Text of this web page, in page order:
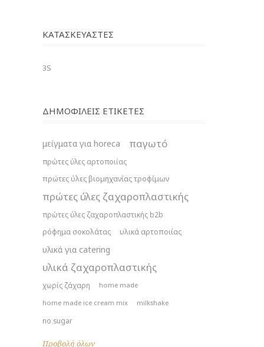
ΚΑΤΑΣΚΕΥΑΣΤΈΣ
3S
ΔΗΜΟΦΙΛΕΙΣ ΕΤΙΚΕΤΕΣ
μείγματα για horeca παγωτό
πρώτες ύλες αρτοποιίας
πρώτες ύλες βιομηχανίας τροφίμων
πρώτες ύλες ζαχαροπλαστικής
πρώτες ύλες ζαχαροπλαστικής b2b
ρόφημα σοκολάτας υλικά αρτοποιίας
υλικά για catering
υλικά ζαχαροπλαστικής
χωρίς ζάχαρη
home made
home made ice cream mix
milkshake
no sugar
Προβολή όλων